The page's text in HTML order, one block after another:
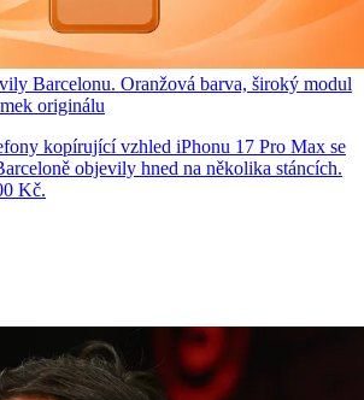
Barcelonu. Oranžová barva, široký modul
originálu
kopírující vzhled iPhonu 17 Pro Max se
objevily hned na několika stáncích.
Kč.